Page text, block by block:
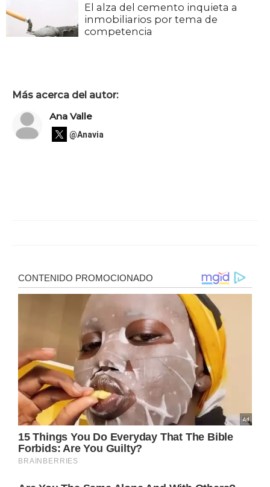
El alza del cemento inquieta a
inmobiliarios por tema de
competencia
Más acerca del autor:
Ana Valle
@Anavia